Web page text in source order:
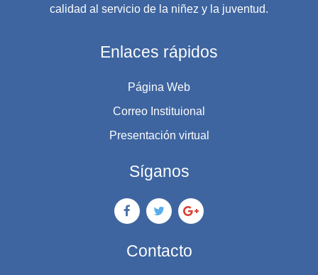
calidad al servicio de la niñez y la juventud.
Enlaces rápidos
Página Web
Correo Instituional
Presentación virtual
Síganos
Contacto